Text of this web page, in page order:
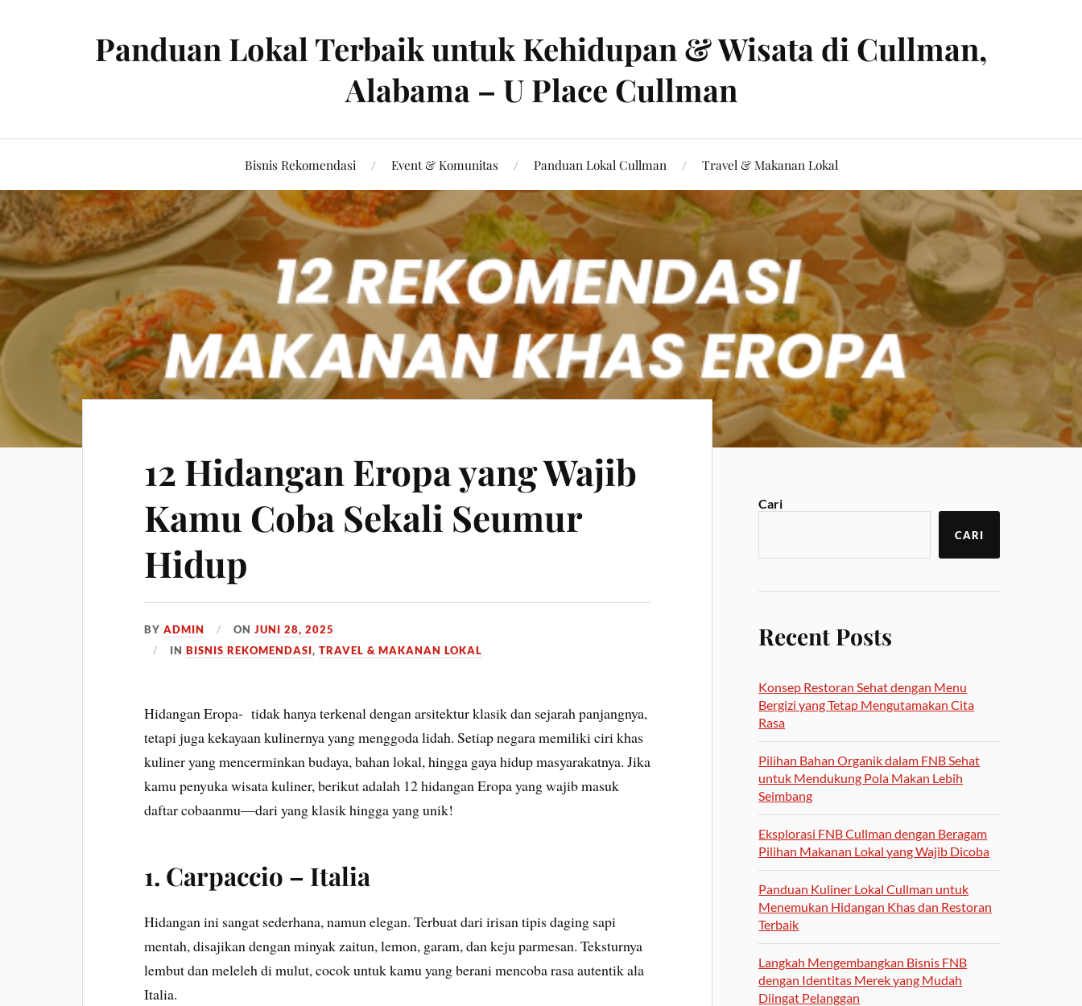
Panduan Lokal Terbaik untuk Kehidupan & Wisata di Cullman,
Alabama – U Place Cullman
Bisnis Rekomendasi Event & Komunitas Panduan Lokal Cullman Travel & Makanan Lokal
12 Hidangan Eropa yang Wajib
Kamu Coba Sekali Seumur
Hidup
BYADMIN ONJUNI 28, 2025
INBISNIS REKOMENDASI,TRAVEL & MAKANAN LOKAL
Hidangan Eropa- tidak hanya terkenal dengan arsitektur klasik dan sejarah panjangnya,
tetapi juga kekayaan kulinernya yang menggoda lidah. Setiap negara memiliki ciri khas
kuliner yang mencerminkan budaya, bahan lokal, hingga gaya hidup masyarakatnya. Jika
kamu penyuka wisata kuliner, berikut adalah 12 hidangan Eropa yang wajib masuk
daftar cobaanmu—dari yang klasik hingga yang unik!
1. Carpaccio – Italia
Hidangan ini sangat sederhana, namun elegan. Terbuat dari irisan tipis daging sapi
mentah, disajikan dengan minyak zaitun, lemon, garam, dan keju parmesan. Teksturnya
lembut dan meleleh di mulut, cocok untuk kamu yang berani mencoba rasa autentik ala
Italia.
Cari
CARI
Recent Posts
Konsep Restoran Sehat dengan Menu
Bergizi yang Tetap Mengutamakan Cita
Rasa
Pilihan Bahan Organik dalam FNB Sehat
untuk Mendukung Pola Makan Lebih
Seimbang
Eksplorasi FNB Cullman dengan Beragam
Pilihan Makanan Lokal yang Wajib Dicoba
Panduan Kuliner Lokal Cullman untuk
Menemukan Hidangan Khas dan Restoran
Terbaik
Langkah Mengembangkan Bisnis FNB
dengan Identitas Merek yang Mudah
Diingat Pelanggan